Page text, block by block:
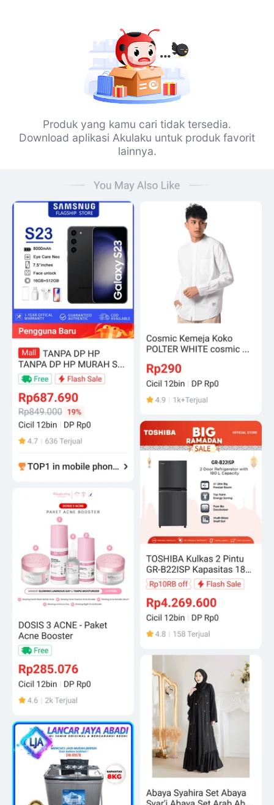
Produk yang kamu cari tidak tersedia.
Download aplikasi Akulaku untuk produk favorit
lainnya.